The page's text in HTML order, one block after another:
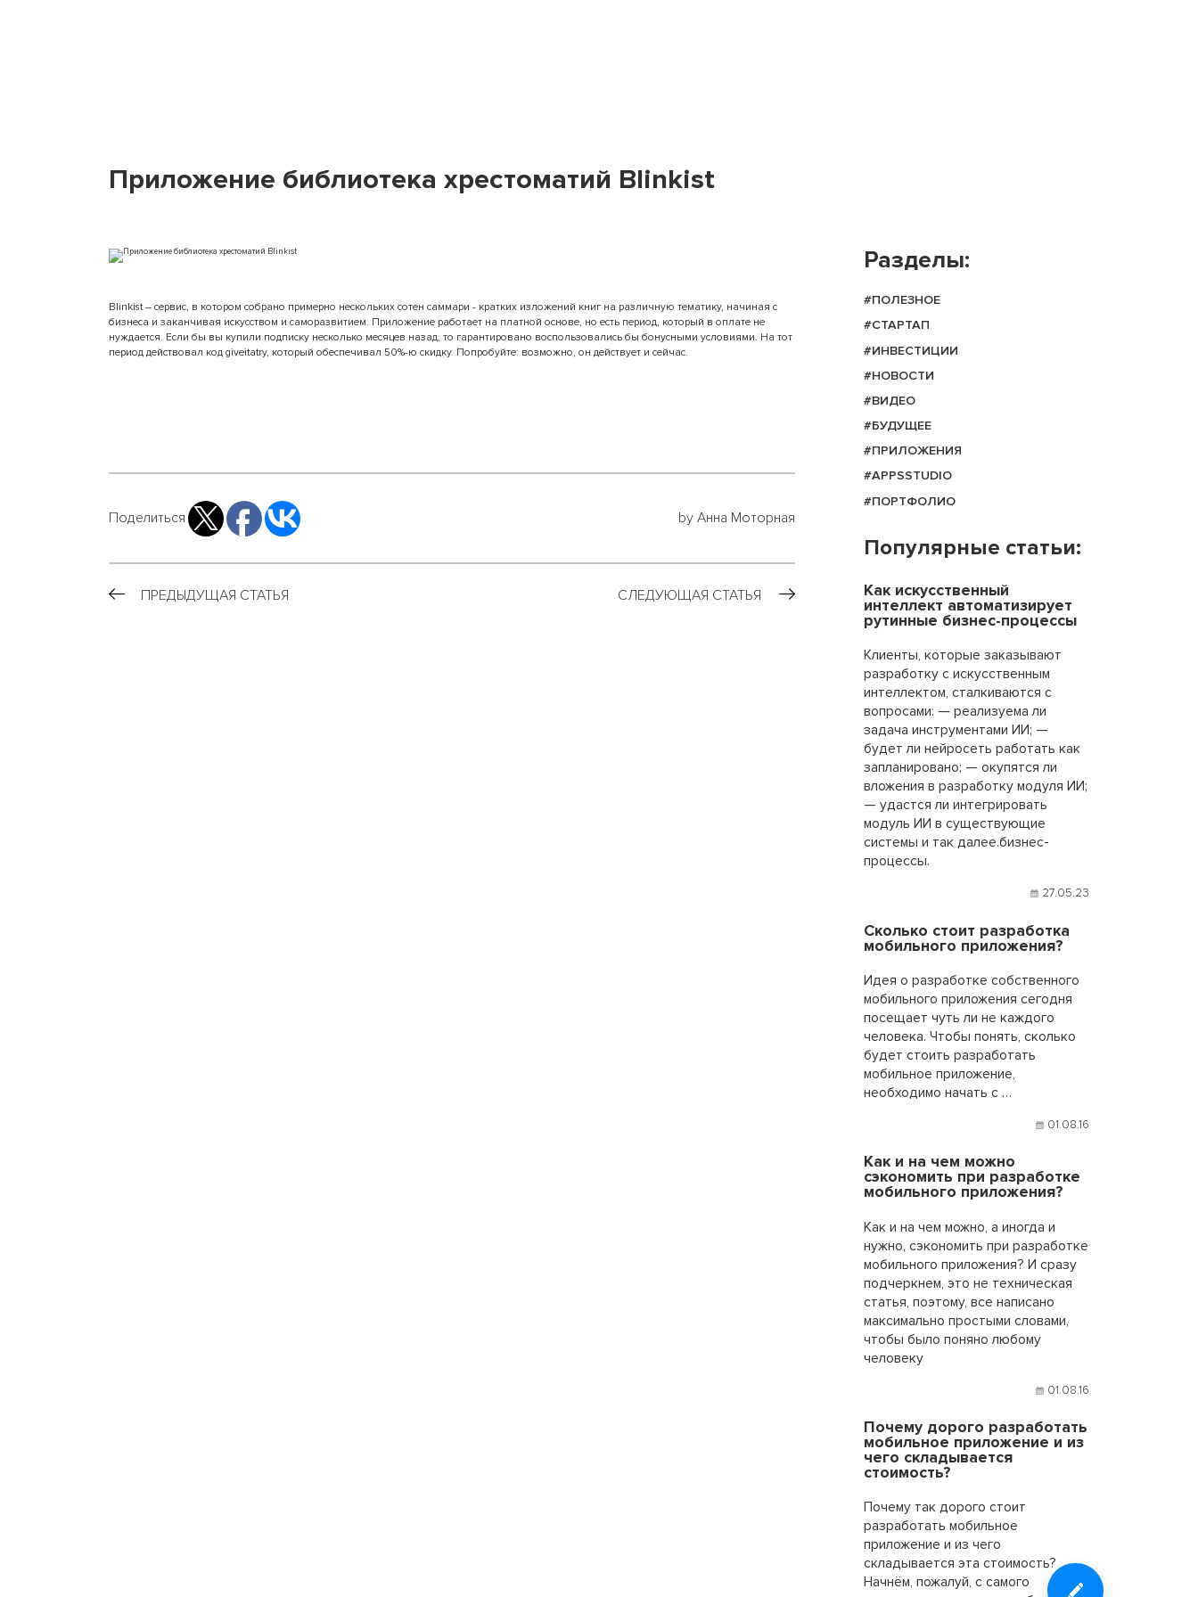
Приложение библиотека хрестоматий Blinkist
Blinkist– сервис, в котором собрано примерно нескольких сотен саммари - кратких изложений книг на различную тематику, начиная с
бизнеса и заканчивая искусством и саморазвитием. Приложение работает на платной основе, но есть период, который в оплате не
нуждается. Если бы вы купили подписку несколько месяцев назад, то гарантировано воспользовались бы бонусными условиями. На тот
период действовал код giveitatry, который обеспечивал 50%-ю скидку. Попробуйте: возможно, он действует и сейчас.
Поделиться by Анна Моторная
ПРЕДЫДУЩАЯ СТАТЬЯ СЛЕДУЮЩАЯ СТАТЬЯ
Разделы:
#ПОЛЕЗНОЕ
#СТАРТАП
#ИНВЕСТИЦИИ
#НОВОСТИ
#ВИДЕО
#БУДУЩЕЕ
#ПРИЛОЖЕНИЯ
#APPSSTUDIO
#ПОРТФОЛИО
Популярные статьи:
Как искусственный
интеллект автоматизирует
рутинные бизнес-процессы
Клиенты, которые заказывают
разработку с искусственным
интеллектом, сталкиваются с
вопросами: — реализуема ли
задача инструментами ИИ; —
будет ли нейросеть работать как
запланировано; — окупятся ли
вложения в разработку модуля ИИ;
— удастся ли интегрировать
модуль ИИ в существующие
системы и так далее.бизнес-
процессы.
27.05.23
Сколько стоит разработка
мобильного приложения?
Идея о разработке собственного
мобильного приложения сегодня
посещает чуть ли не каждого
человека. Чтобы понять, сколько
будет стоить разработать
мобильное приложение,
необходимо начать с …
01.08.16
Как и на чем можно
сэкономить при разработке
мобильного приложения?
Как и на чем можно, а иногда и
нужно, сэкономить при разработке
мобильного приложения? И сразу
подчеркнем, это не техническая
статья, поэтому, все написано
максимально простыми словами,
чтобы было поняно любому
человеку
01.08.16
Почему дорого разработать
мобильное приложение и из
чего складывается
стоимость?
Почему так дорого стоит
разработать мобильное
приложение и из чего
складывается эта стоимость?
Начнём, пожалуй, с самого